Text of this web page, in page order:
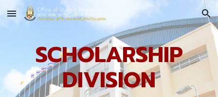
Skip to main content Skip to navigation
SCHOLARSHIP
DIVISION